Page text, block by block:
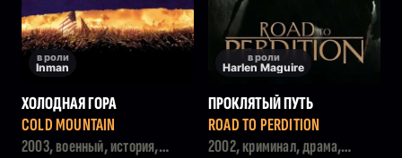
в роли
Inman
ХОЛОДНАЯ ГОРА
COLD MOUNTAIN
2003, военный, история,
в роли
Harlen Maguire
ПРОКЛЯТЫЙ ПУТЬ
ROAD TO PERDITION
2002, криминал, драма,